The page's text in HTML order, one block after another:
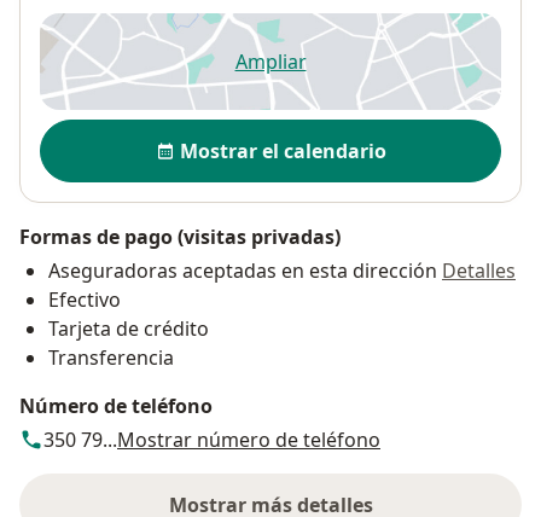
Ampliarse abre en una nueva
Disponibilidad
Mostrar el calendario
Formas de pago (visitas privadas)
Aseguradoras aceptadas en esta dirección Detalles
Efectivo
Tarjeta de crédito
Transferencia
Número de teléfono
350 79...Mostrar número de teléfono
Mostrar más detalles